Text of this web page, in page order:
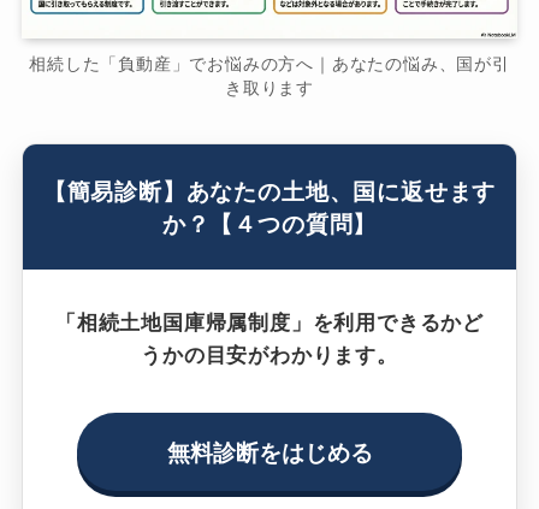
相続した「負動産」でお悩みの方へ｜あなたの悩み、国が引
き取ります
【簡易診断】あなたの土地、国に返せます
か？【４つの質問】
「相続土地国庫帰属制度」を利用できるかど
うかの目安がわかります。
無料診断をはじめる